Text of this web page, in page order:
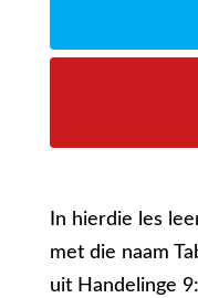
In hierdie les
met die naam
uit Handelinge